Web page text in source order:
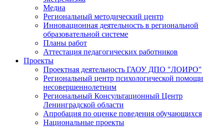
Медиа
Региональный методический центр
Инновационная деятельность в региональной
образовательной системе
Планы работ
Аттестация педагогических работников
Проекты
Проектная деятельность ГАОУ ДПО "ЛОИРО"
Региональный центр психологической помощи
несовершеннолетним
Региональный Консультационный Центр
Ленинградской области
Апробация по оценке поведения обучающихся
Национальные проекты